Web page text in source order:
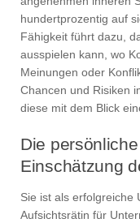
hundertprozentig auf
Fähigkeit führt dazu,
ausspielen kann, wo
Meinungen oder
Chancen und Risiken
diese mit dem Blick
Die
Einschätzung
Sie ist als erfolgreiche
Aufsichtsrätin für